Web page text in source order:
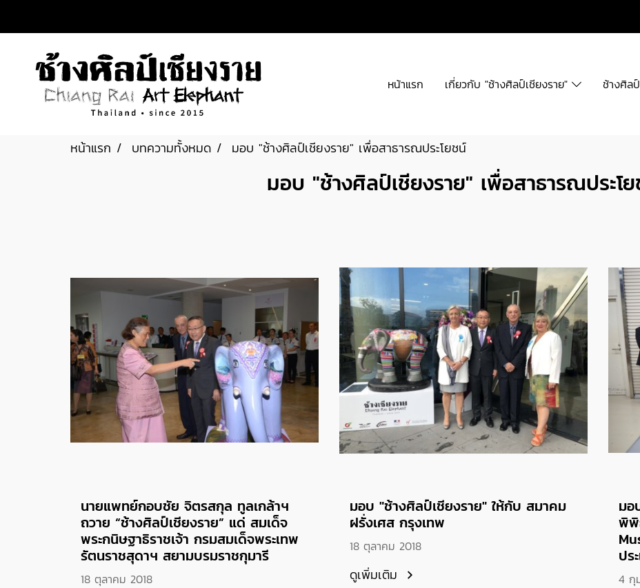
หน้าแรก เกี่ยวกับ "ช้างศิลป์เชียงราย" ช้างศิล
หน้าแรก บทความทั้งหมด มอบ "ช้างศิลป์เชียงราย" เพื่อสาธารณประโยชน์
มอบ "ช้างศิลป์เชียงราย" เพื่อสาธารณประโ
นายแพทย์กอบชัย จิตรสกุล ทูลเกล้าฯ
ถวาย “ช้างศิลป์เชียงราย” แด่ สมเด็จ
พระกนิษฐาธิราชเจ้า กรมสมเด็จพระเทพ
รัตนราชสุดาฯ สยามบรมราชกุมารี
18 ตุลาคม 2018
มอบ "ช้างศิลป์เชียงราย" ให้กับ สมาคม
ฝรั่งเศส กรุงเทพ
18 ตุลาคม 2018
ดูเพิ่มเติม
มอ
พิพิ
ปร
4 กุ